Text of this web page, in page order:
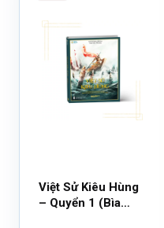
Việt Sử Kiêu Hùng
– Quyển 1 (Bìa